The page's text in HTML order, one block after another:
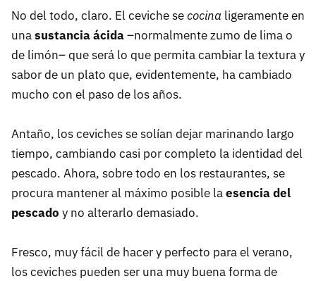
No del todo, claro. El ceviche secocina ligeramente en
unasustancia ácida–normalmente zumo de lima o
de limón– que será lo que permita cambiar la textura y
sabor de un plato que, evidentemente, ha cambiado
mucho con el paso de los años.
Antaño, los ceviches se solían dejar marinando largo
tiempo, cambiando casi por completo la identidad del
pescado. Ahora, sobre todo en los restaurantes, se
procura mantener al máximo posible laesencia del
pescado y no alterarlo demasiado.
Fresco, muy fácil de hacer y perfecto para el verano,
los ceviches pueden ser una muy buena forma de